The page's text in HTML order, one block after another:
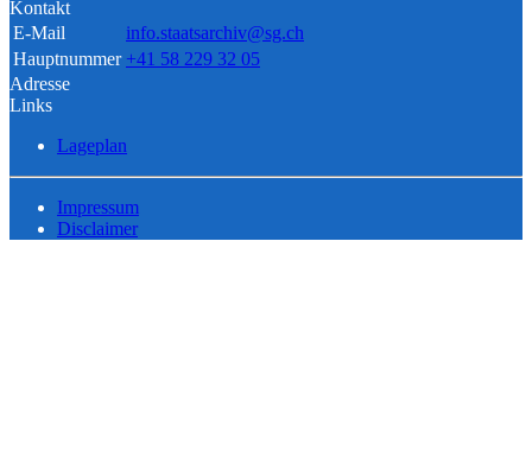
Kontakt
E-Mail
info.staatsarchiv@sg.ch
Hauptnummer +41 58 229 32 05
Adresse
Links
Lageplan
Impressum
Disclaimer